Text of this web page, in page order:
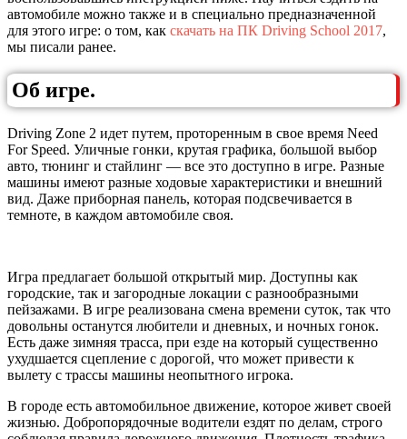
автомобиле можно также и в специально предназначенной
для этого игре: о том, как скачать на ПК Driving School 2017,
мы писали ранее.
Об игре.
Driving Zone 2 идет путем, проторенным в свое время Need
For Speed. Уличные гонки, крутая графика, большой выбор
авто, тюнинг и стайлинг — все это доступно в игре. Разные
машины имеют разные ходовые характеристики и внешний
вид. Даже приборная панель, которая подсвечивается в
темноте, в каждом автомобиле своя.
Игра предлагает большой открытый мир. Доступны как
городские, так и загородные локации с разнообразными
пейзажами. В игре реализована смена времени суток, так что
довольны останутся любители и дневных, и ночных гонок.
Есть даже зимняя трасса, при езде на который существенно
ухудшается сцепление с дорогой, что может привести к
вылету с трассы машины неопытного игрока.
В городе есть автомобильное движение, которое живет своей
жизнью. Добропорядочные водители ездят по делам, строго